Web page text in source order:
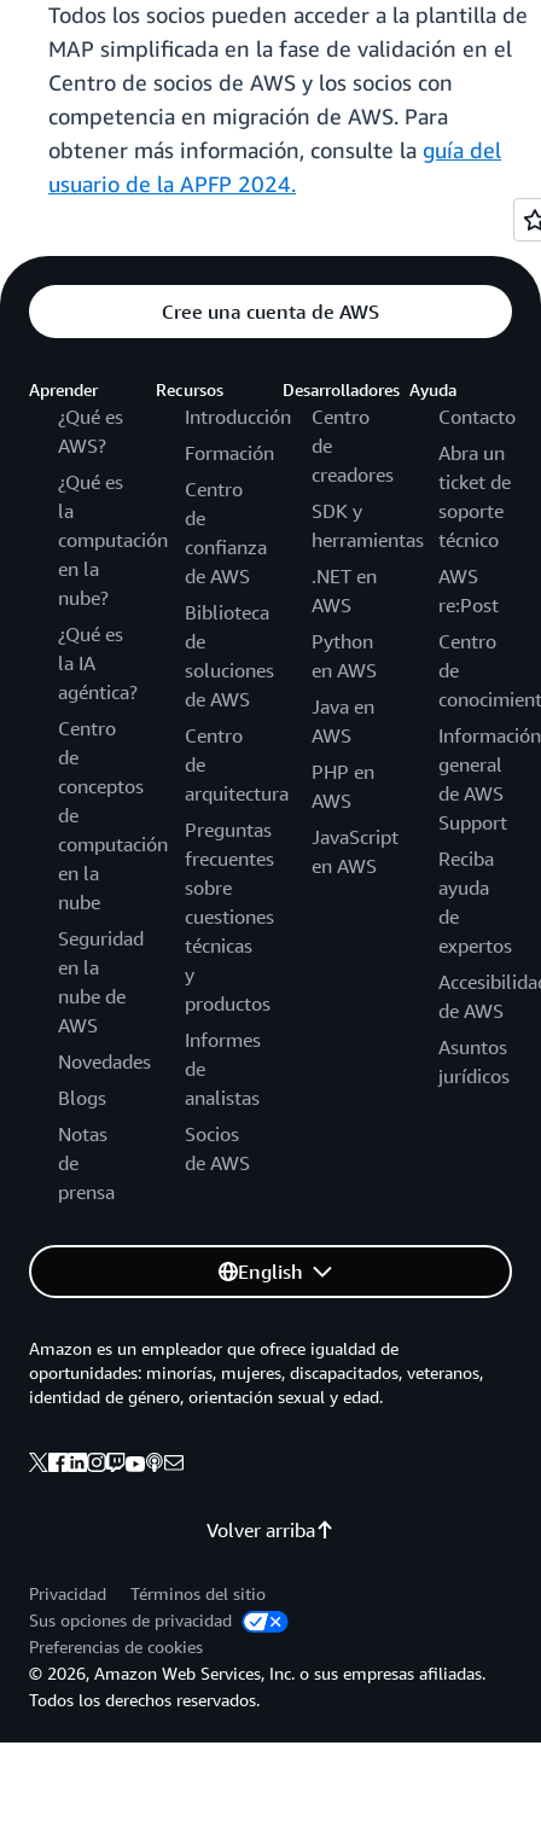
Todos los socios pueden acceder a la plantilla de
MAP simplificada en la fase de validación en el
Centro de socios de AWS y los socios con
competencia en migración de AWS. Para
obtener más información, consulte la guía del
usuario de la APFP 2024.
Cree una cuenta de AWS
Aprender
¿Qué es
AWS?
¿Qué es
la
computación
en la
nube?
¿Qué es
la IA
agéntica?
Centro
de
conceptos
de
computación
en la
nube
Seguridad
en la
nube de
AWS
Novedades
Blogs
Notas
de
prensa
Recursos
Introducción
Formación
Centro
de
confianza
de AWS
Biblioteca
de
soluciones
de AWS
Centro
de
arquitectura
Preguntas
frecuentes
sobre
cuestiones
técnicas
y
productos
Informes
de
analistas
Socios
de AWS
Desarrolladores
Centro
de
creadores
SDK y
herramientas
.NET en
AWS
Python
en AWS
Java en
AWS
PHP en
AWS
JavaScript
en AWS
Ayuda
Contacto
Abra un
ticket de
soporte
técnico
AWS
re:Post
Centro
de
Información
general
de AWS
Support
Reciba
ayuda
de
expertos
de AWS
Asuntos
jurídicos
English
Volver arriba
Amazon es un empleador que ofrece igualdad de
oportunidades: minorías, mujeres, discapacitados, veteranos,
identidad de género, orientación sexual y edad.
Privacidad
Términos del sitio
Sus opciones de privacidad
Preferencias de cookies
© 2026, Amazon Web Services, Inc. o sus empresas afiliadas.
Todos los derechos reservados.